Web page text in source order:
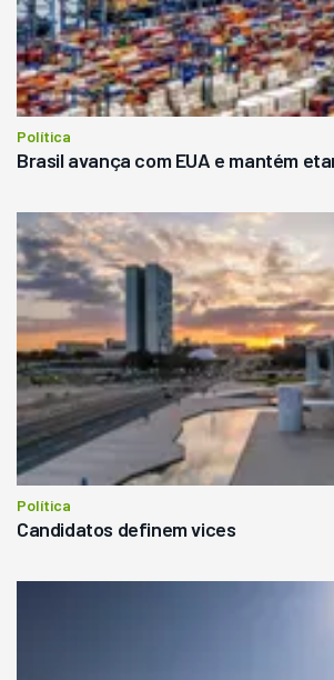
Política
Brasil avança com EUA e mantém
Política
Candidatos definem vices